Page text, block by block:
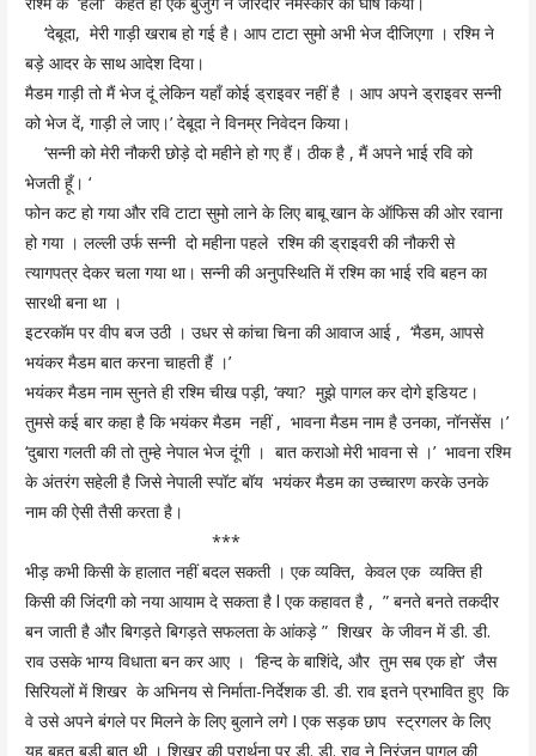
‘देबूदा, मेरी गाड़ी खराब हो गई है। आप टाटा सुमो अभी भेज दीजिएगा । रश्मि ने
बड़े आदर के साथ आदेश दिया।
मैडम गाड़ी तो मैं भेज दूं लेकिन यहाँ कोई ड्राइवर नहीं है । आप अपने ड्राइवर सन्नी
को भेज दें, गाड़ी ले जाए।’ देबूदा ने विनम्र निवेदन किया।
‘सन्नी को मेरी नौकरी छोड़े दो महीने हो गए हैं। ठीक है , मैं अपने भाई रवि को
भेजती हूँ। ‘
फोन कट हो गया और रवि टाटा सुमो लाने के लिए बाबू खान के ऑफिस की ओर रवाना
हो गया । लल्ली उर्फ सन्नी दो महीना पहले रश्मि की ड्राइवरी की नौकरी से
त्यागपत्र देकर चला गया था। सन्नी की अनुपस्थिति में रश्मि का भाई रवि बहन का
सारथी बना था ।
इटरकॉम पर वीप बज उठी । उधर से कांचा चिना की आवाज आई , ‘मैडम, आपसे
भयंकर मैडम बात करना चाहती हैं ।’
भयंकर मैडम नाम सुनते ही रश्मि चीख पड़ी, ‘क्या? मुझे पागल कर दोगे इडियट।
तुमसे कई बार कहा है कि भयंकर मैडम नहीं , भावना मैडम नाम है उनका, नॉनसेंस ।’
‘दुबारा गलती की तो तुम्हे नेपाल भेज दूंगी । बात कराओ मेरी भावना से ।’ भावना रश्मि
के अंतरंग सहेली है जिसे नेपाली स्पॉट बॉय भयंकर मैडम का उच्चारण करके उनके
नाम की ऐसी तैसी करता है।
***
भीड़ कभी किसी के हालात नहीं बदल सकती । एक व्यक्ति, केवल एक व्यक्ति ही
किसी की जिंदगी को नया आयाम दे सकता है l एक कहावत है , ” बनते बनते तकदीर
बन जाती है और बिगड़ते बिगड़ते सफलता के आंकड़े ” शिखर के जीवन में डी. डी.
राव उसके भाग्य विधाता बन कर आए । ‘हिन्द के बाशिंदे, और तुम सब एक हो’ जैस
सिरियलों में शिखर के अभिनय से निर्माता-निर्देशक डी. डी. राव इतने प्रभावित हुए कि
वे उसे अपने बंगले पर मिलने के लिए बुलाने लगे I एक सड़क छाप स्ट्रगलर के लिए
यह बहुत बड़ी बात थी । शिखर की प्रार्थना पर डी. डी. राव ने निरंजन पागल की